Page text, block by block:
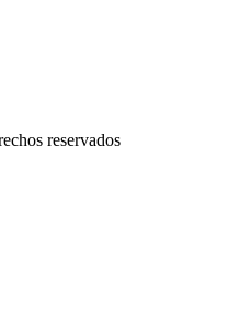
reservados